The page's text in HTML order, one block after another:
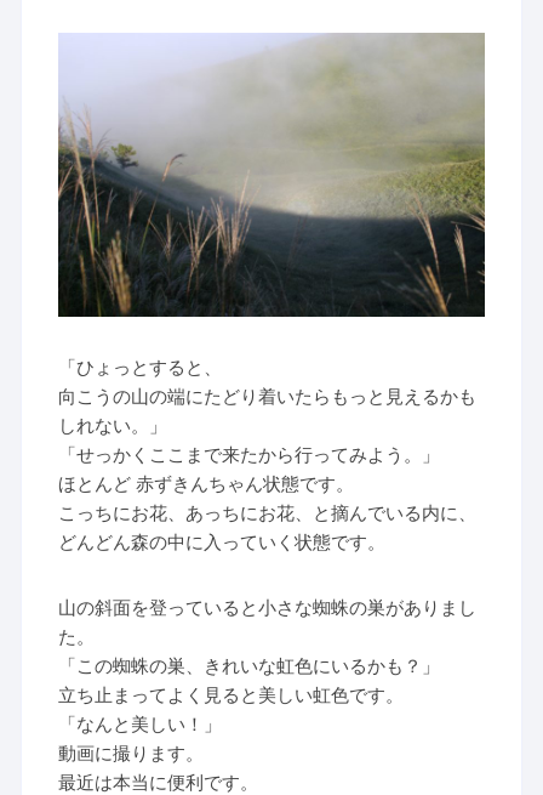
「ひょっとすると、
向こうの山の端にたどり着いたらもっと見えるかも
しれない。」
「せっかくここまで来たから行ってみよう。」
ほとんど 赤ずきんちゃん状態です。
こっちにお花、あっちにお花、と摘んでいる内に、
どんどん森の中に入っていく状態です。
山の斜面を登っていると小さな蜘蛛の巣がありまし
た。
「この蜘蛛の巣、きれいな虹色にいるかも？」
立ち止まってよく見ると美しい虹色です。
「なんと美しい！」
動画に撮ります。
最近は本当に便利です。